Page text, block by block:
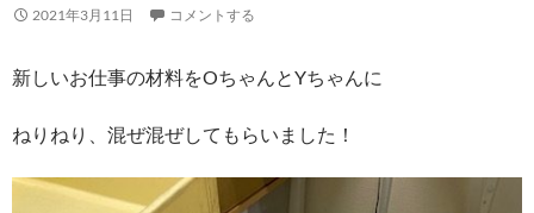
2021年3月11日 コメントする
新しいお仕事の材料をOちゃんとYちゃんに
ねりねり、混ぜ混ぜしてもらいました！